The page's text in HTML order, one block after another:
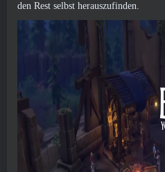
den Rest selbst herauszufinden.